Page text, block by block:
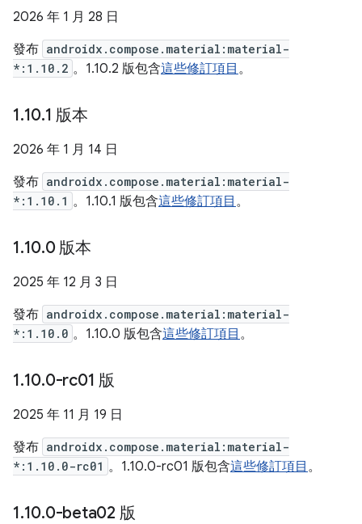
2026 年 1 月 28 日
發布 androidx.compose.material:material-
*:1.10.2 。1.10.2 版包含這些修訂項目 。
1.10.1 版本
2026 年 1 月 14 日
發布 androidx.compose.material:material-
*:1.10.1 。1.10.1 版包含這些修訂項目 。
1.10.0 版本
2025 年 12 月 3 日
發布 androidx.compose.material:material-
*:1.10.0 。1.10.0 版包含這些修訂項目 。
1.10.0-rc01 版
2025 年 11 月 19 日
發布 androidx.compose.material:material-
*:1.10.0-rc01 。1.10.0-rc01 版包含這些修訂項目 。
1.10.0-beta02 版